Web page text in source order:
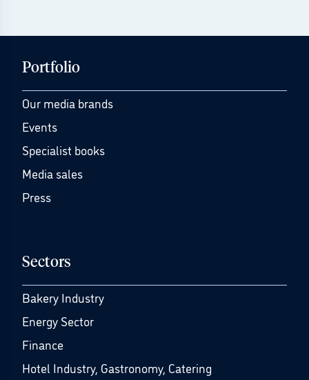
Portfolio
Our media brands
Events
Specialist books
Media sales
Press
Sectors
Bakery Industry
Energy Sector
Finance
Hotel Industry, Gastronomy, Catering